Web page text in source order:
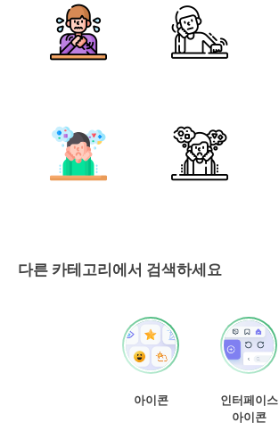
다른 카테고리에서 검색하세요
아이콘
인터페이스
아이콘